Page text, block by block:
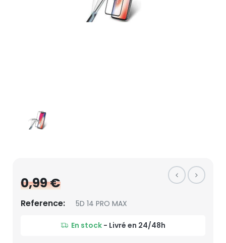
0,99 €
Reference: 5D 14 PRO MAX
En stock - Livré en 24/48h